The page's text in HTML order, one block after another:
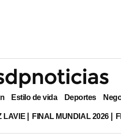
Estilo de vida Deportes
LAVIE FINAL MUNDIAL 2026